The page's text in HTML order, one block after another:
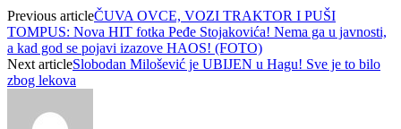
Previous articleČUVA OVCE, VOZI TRAKTOR I PUŠI
TOMPUS: Nova HIT fotka Peđe Stojakovića! Nema ga u javnosti,
a kad god se pojavi izazove HAOS! (FOTO)
Next articleSlobodan Milošević je UBIJEN u Hagu! Sve je to bilo
zbog lekova